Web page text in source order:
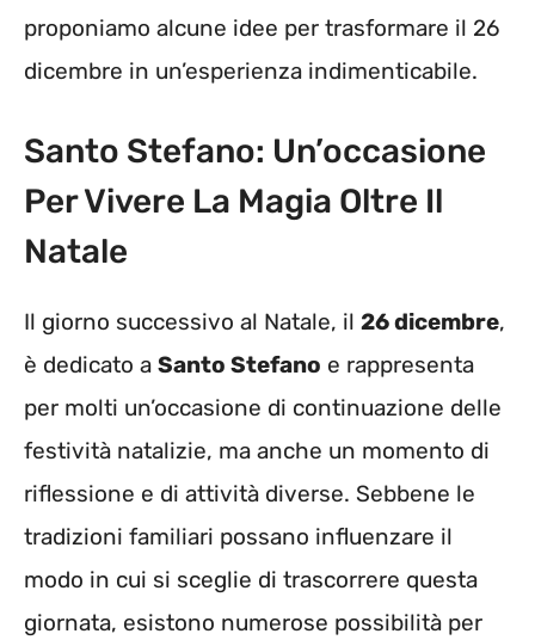
proponiamo alcune idee per trasformare il 26
dicembre in un’esperienza indimenticabile.
Santo Stefano: Un’occasione
Per Vivere La Magia Oltre Il
Natale
Il giorno successivo al Natale, il 26 dicembre,
è dedicato a Santo Stefano e rappresenta
per molti un’occasione di continuazione delle
festività natalizie, ma anche un momento di
riflessione e di attività diverse. Sebbene le
tradizioni familiari possano influenzare il
modo in cui si sceglie di trascorrere questa
giornata, esistono numerose possibilità per